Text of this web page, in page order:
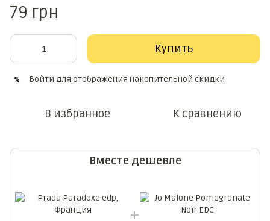
79 грн
Купить
% Войти для отображения накопительной скидки
В избранное К сравнению
Вместе дешевле